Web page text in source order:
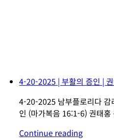
4-20-2025 | 부활의 증인 |
4-20-2025 남부플로리다 감
인 (마가복음 16:1-6) 권태홍
Continue reading